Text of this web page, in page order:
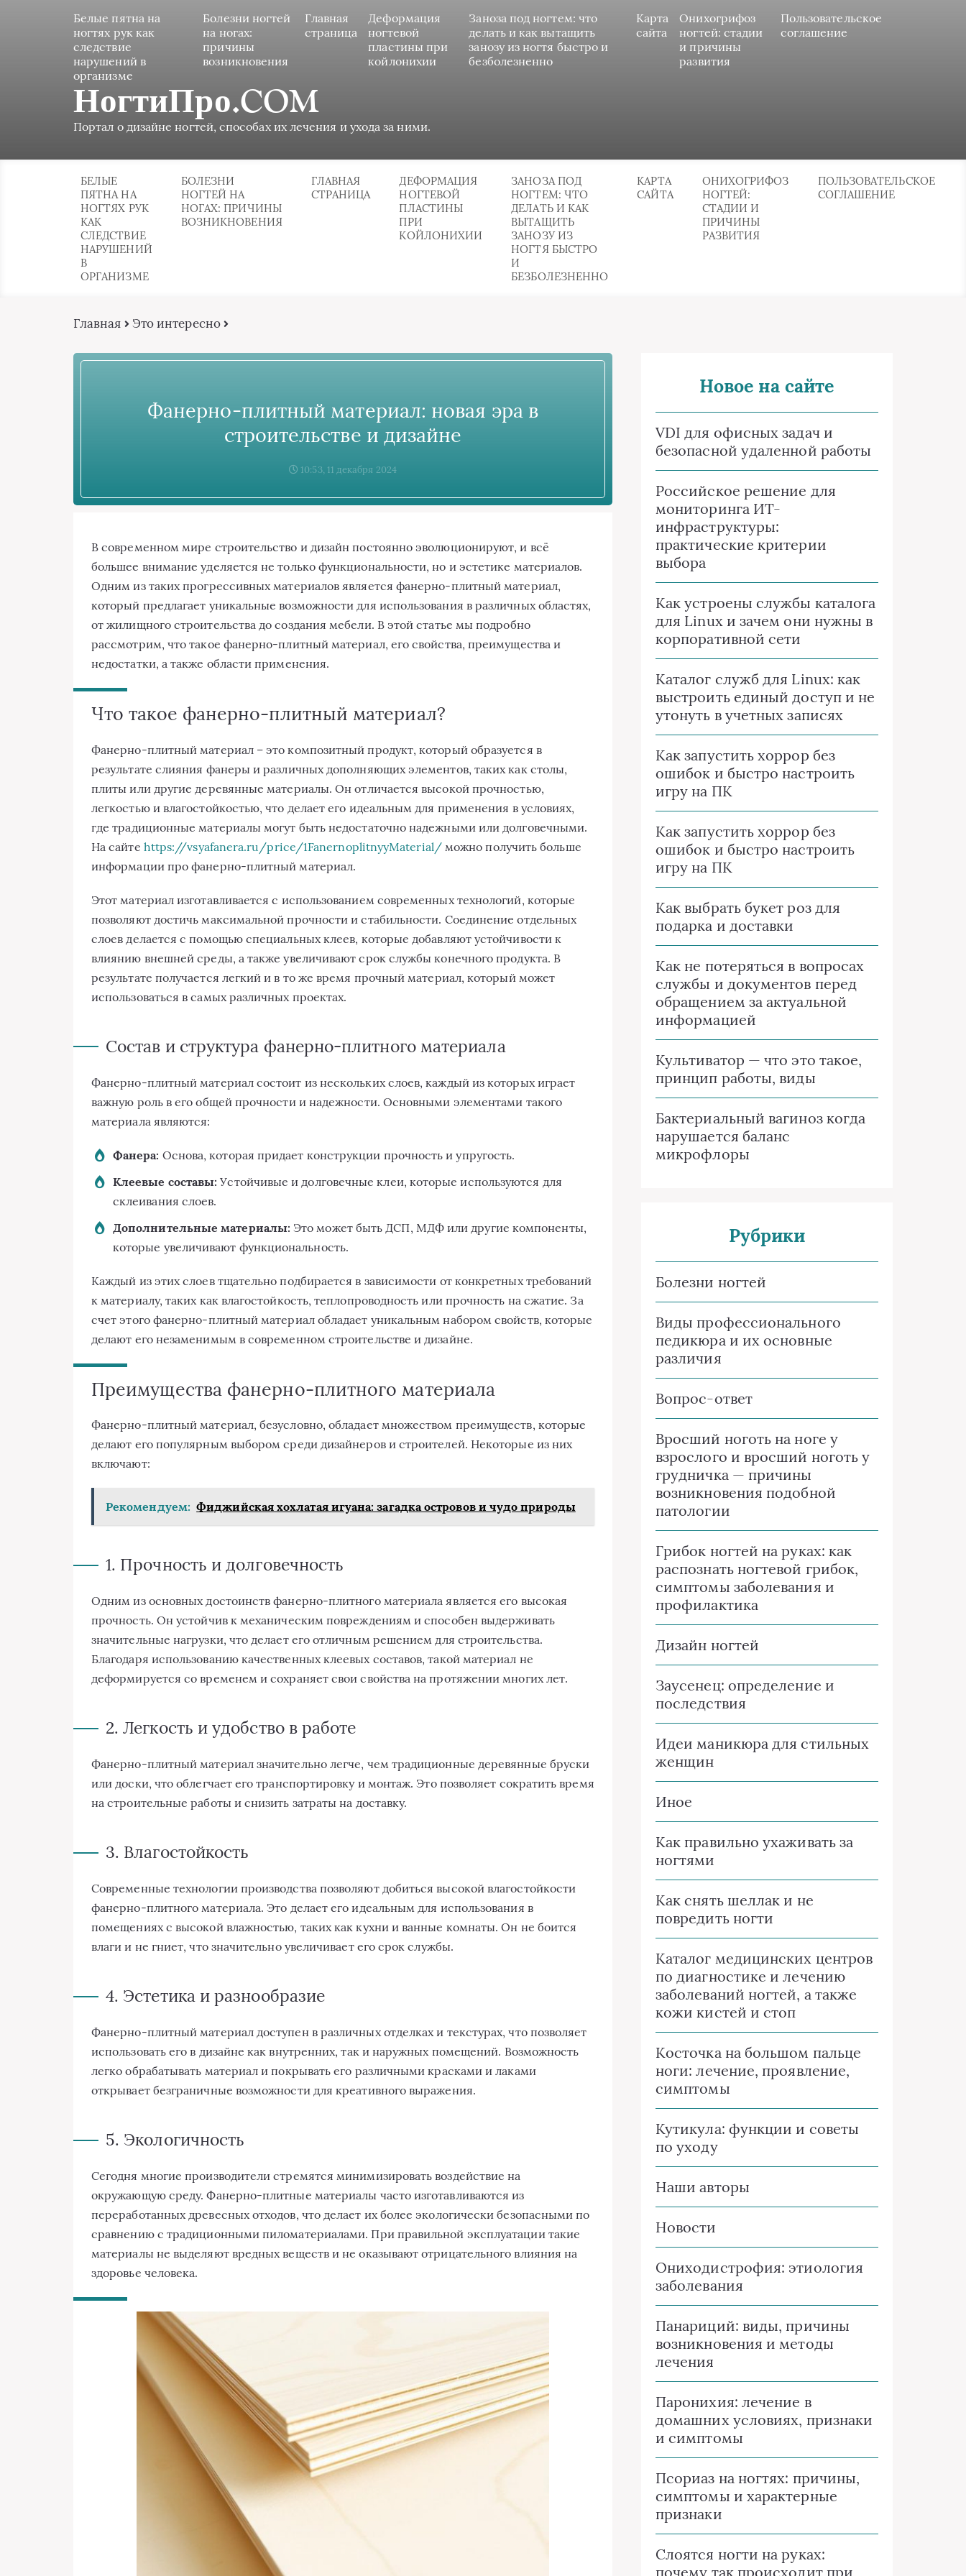
Белые пятна на
ногтях рук как
следствие
нарушений в
организме
Болезни ногтей
на ногах:
причины
возникновения
Главная
страница
Деформация
ногтевой
пластины при
койлонихии
Заноза под ногтем: что
делать и как вытащить
занозу из ногтя быстро и
безболезненно
Карта
сайта
Онихогрифоз
ногтей: стадии
и причины
развития
Пользовательское
соглашение
НогтиПро.COM
Портал о дизайне ногтей, способах их лечения и ухода за ними.
БЕЛЫЕ
ПЯТНА НА
НОГТЯХ РУК
КАК
СЛЕДСТВИЕ
НАРУШЕНИЙ
В
ОРГАНИЗМЕ
БОЛЕЗНИ
НОГТЕЙ НА
НОГАХ: ПРИЧИНЫ
ВОЗНИКНОВЕНИЯ
ГЛАВНАЯ
СТРАНИЦА
ДЕФОРМАЦИЯ
НОГТЕВОЙ
ПЛАСТИНЫ
ПРИ
КОЙЛОНИХИИ
ЗАНОЗА ПОД
НОГТЕМ: ЧТО
ДЕЛАТЬ И КАК
ВЫТАЩИТЬ
ЗАНОЗУ ИЗ
НОГТЯ БЫСТРО
И
БЕЗБОЛЕЗНЕННО
КАРТА
САЙТА
ОНИХОГРИФОЗ
НОГТЕЙ:
СТАДИИ И
ПРИЧИНЫ
РАЗВИТИЯ
ПОЛЬЗОВАТЕЛЬСКОЕ
СОГЛАШЕНИЕ
Главная Это интересно
Фанерно-плитный материал: новая эра в
строительстве и дизайне
10:53, 11 декабря 2024
В современном мире строительство и дизайн постоянно эволюционируют, и всё
большее внимание уделяется не только функциональности, но и эстетике материалов.
Одним из таких прогрессивных материалов является фанерно-плитный материал,
который предлагает уникальные возможности для использования в различных областях,
от жилищного строительства до создания мебели. В этой статье мы подробно
рассмотрим, что такое фанерно-плитный материал, его свойства, преимущества и
недостатки, а также области применения.
Что такое фанерно-плитный материал?
Фанерно-плитный материал – это композитный продукт, который образуется в
результате слияния фанеры и различных дополняющих элементов, таких как столы,
плиты или другие деревянные материалы. Он отличается высокой прочностью,
легкостью и влагостойкостью, что делает его идеальным для применения в условиях,
где традиционные материалы могут быть недостаточно надежными или долговечными.
На сайте https://vsyafanera.ru/price/1FanernoplitnyyMaterial/можно получить больше
информации про фанерно-плитный материал.
Этот материал изготавливается с использованием современных технологий, которые
позволяют достичь максимальной прочности и стабильности. Соединение отдельных
слоев делается с помощью специальных клеев, которые добавляют устойчивости к
влиянию внешней среды, а также увеличивают срок службы конечного продукта. В
результате получается легкий и в то же время прочный материал, который может
использоваться в самых различных проектах.
Состав и структура фанерно-плитного материала
Фанерно-плитный материал состоит из нескольких слоев, каждый из которых играет
важную роль в его общей прочности и надежности. Основными элементами такого
материала являются:
Фанера: Основа, которая придает конструкции прочность и упругость.
Клеевые составы: Устойчивые и долговечные клеи, которые используются для
склеивания слоев.
Дополнительные материалы: Это может быть ДСП, МДФ или другие компоненты,
которые увеличивают функциональность.
Каждый из этих слоев тщательно подбирается в зависимости от конкретных требований
к материалу, таких как влагостойкость, теплопроводность или прочность на сжатие. За
счет этого фанерно-плитный материал обладает уникальным набором свойств, которые
делают его незаменимым в современном строительстве и дизайне.
Преимущества фанерно-плитного материала
Фанерно-плитный материал, безусловно, обладает множеством преимуществ, которые
делают его популярным выбором среди дизайнеров и строителей. Некоторые из них
включают:
Рекомендуем: Фиджийская хохлатая игуана: загадка островов и чудо природы
1. Прочность и долговечность
Одним из основных достоинств фанерно-плитного материала является его высокая
прочность. Он устойчив к механическим повреждениям и способен выдерживать
значительные нагрузки, что делает его отличным решением для строительства.
Благодаря использованию качественных клеевых составов, такой материал не
деформируется со временем и сохраняет свои свойства на протяжении многих лет.
2. Легкость и удобство в работе
Фанерно-плитный материал значительно легче, чем традиционные деревянные бруски
или доски, что облегчает его транспортировку и монтаж. Это позволяет сократить время
на строительные работы и снизить затраты на доставку.
3. Влагостойкость
Современные технологии производства позволяют добиться высокой влагостойкости
фанерно-плитного материала. Это делает его идеальным для использования в
помещениях с высокой влажностью, таких как кухни и ванные комнаты. Он не боится
влаги и не гниет, что значительно увеличивает его срок службы.
4. Эстетика и разнообразие
Фанерно-плитный материал доступен в различных отделках и текстурах, что позволяет
использовать его в дизайне как внутренних, так и наружных помещений. Возможность
легко обрабатывать материал и покрывать его различными красками и лаками
открывает безграничные возможности для креативного выражения.
5. Экологичность
Сегодня многие производители стремятся минимизировать воздействие на
окружающую среду. Фанерно-плитные материалы часто изготавливаются из
переработанных древесных отходов, что делает их более экологически безопасными по
сравнению с традиционными пиломатериалами. При правильной эксплуатации такие
материалы не выделяют вредных веществ и не оказывают отрицательного влияния на
здоровье человека.
Новое на сайте
VDI для офисных задач и
безопасной удаленной работы
Российское решение для
мониторинга ИТ-
инфраструктуры:
практические критерии
выбора
Как устроены службы каталога
для Linux и зачем они нужны в
корпоративной сети
Каталог служб для Linux: как
выстроить единый доступ и не
утонуть в учетных записях
Как запустить хоррор без
ошибок и быстро настроить
игру на ПК
Как запустить хоррор без
ошибок и быстро настроить
игру на ПК
Как выбрать букет роз для
подарка и доставки
Как не потеряться в вопросах
службы и документов перед
обращением за актуальной
информацией
Культиватор — что это такое,
принцип работы, виды
Бактериальный вагиноз когда
нарушается баланс
микрофлоры
Рубрики
Болезни ногтей
Виды профессионального
педикюра и их основные
различия
Вопрос-ответ
Вросший ноготь на ноге у
взрослого и вросший ноготь у
грудничка — причины
возникновения подобной
патологии
Грибок ногтей на руках: как
распознать ногтевой грибок,
симптомы заболевания и
профилактика
Дизайн ногтей
Заусенец: определение и
последствия
Идеи маникюра для стильных
женщин
Иное
Как правильно ухаживать за
ногтями
Как снять шеллак и не
повредить ногти
Каталог медицинских центров
по диагностике и лечению
заболеваний ногтей, а также
кожи кистей и стоп
Косточка на большом пальце
ноги: лечение, проявление,
симптомы
Кутикула: функции и советы
по уходу
Наши авторы
Новости
Ониходистрофия: этиология
заболевания
Панариций: виды, причины
возникновения и методы
лечения
Паронихия: лечение в
домашних условиях, признаки
и симптомы
Псориаз на ногтях: причины,
симптомы и характерные
признаки
Слоятся ногти на руках:
почему так происходит при